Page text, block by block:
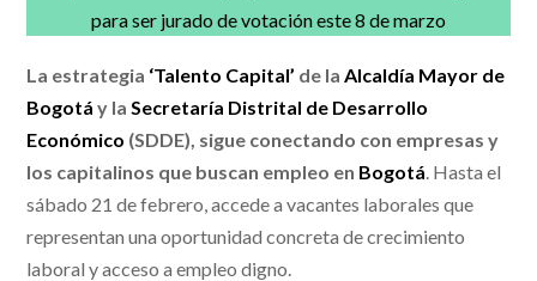
para ser jurado de votación este 8 de marzo
La estrategia ‘Talento Capital’ de laAlcaldía Mayor de
Bogotá y laSecretaría Distrital de Desarrollo
Económico (SDDE), sigue conectando con empresas y
los capitalinos que buscan empleo en Bogotá. Hasta el
sábado 21 de febrero, accede a vacantes laborales que
representan una oportunidad concreta de crecimiento
laboral y acceso a empleo digno.